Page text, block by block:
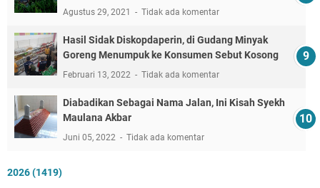
Agustus 29, 2021 Tidak ada komentar
Hasil Sidak Diskopdaperin, di Gudang Minyak
Goreng Menumpuk ke Konsumen Sebut Kosong
Februari 13, 2022 Tidak ada komentar
Diabadikan Sebagai Nama Jalan, Ini Kisah Syekh
Maulana Akbar
Juni 05, 2022 Tidak ada komentar
2026(1419)